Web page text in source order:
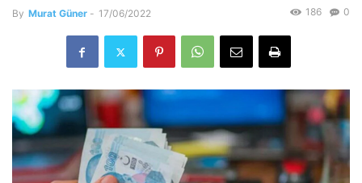
By Murat Güner - 17/06/2022 0
186